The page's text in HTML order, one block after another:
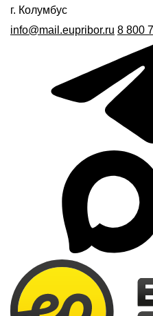
г. Колумбус
info@mail.eupribor.ru 8 800